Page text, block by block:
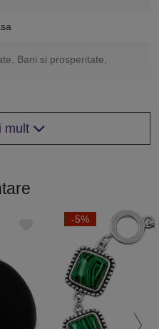
Bani si prosperitate,
Sagetator, Capricorn,
mult
-5%